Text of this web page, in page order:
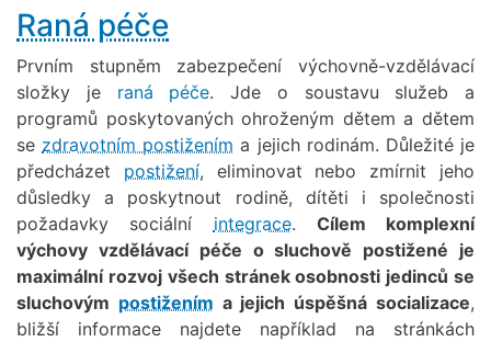
Raná péče
Prvním stupněm zabezpečení výchovně-vzdělávací
složky je raná péče. Jde o soustavu služeb a
programů poskytovaných ohroženým dětem a dětem
se zdravotním postižením a jejich rodinám. Důležité je
předcházet postižení, eliminovat nebo zmírnit jeho
důsledky a poskytnout rodině, dítěti i společnosti
požadavky sociální integrace. Cílem komplexní
výchovy vzdělávací péče o sluchově postižené je
maximální rozvoj všech stránek osobnosti jedinců se
sluchovým postižením a jejich úspěšná socializace,
bližší informace najdete například na stránkách